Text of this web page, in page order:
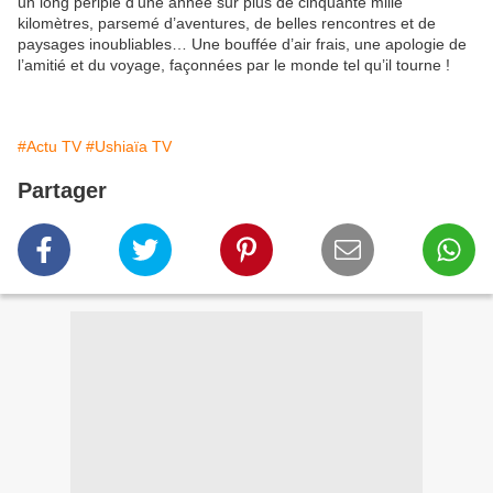
kilomètres, parsemé d’aventures, de belles rencontres et de
paysages inoubliables… Une bouffée d’air frais, une apologie de
l’amitié et du voyage, façonnées par le monde tel qu’il tourne !
#Actu TV #Ushiaïa TV
Partager